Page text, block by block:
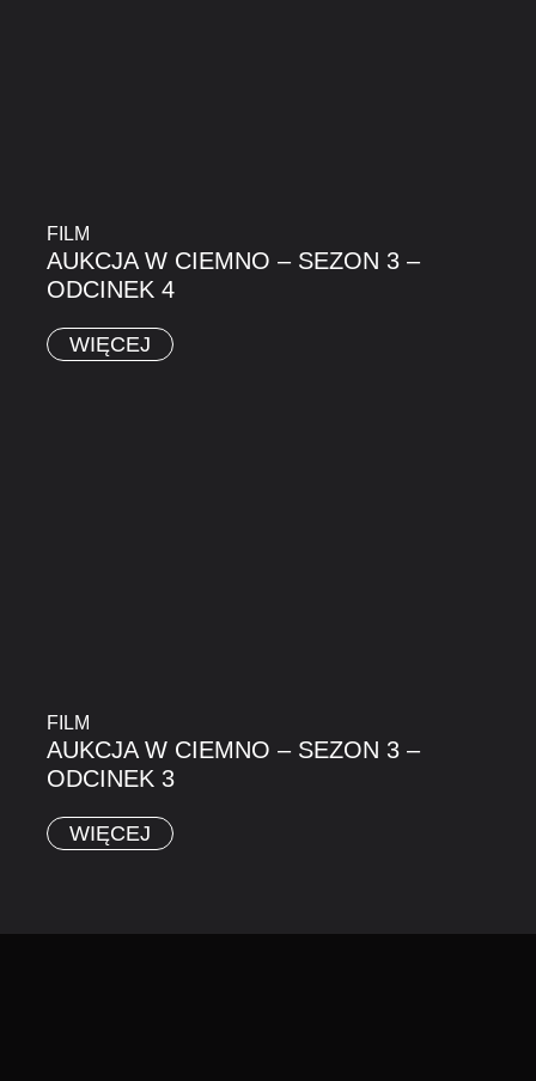
FILM
AUKCJA W CIEMNO – SEZON 3 –
ODCINEK 4
WIĘCEJ
FILM
AUKCJA W CIEMNO – SEZON 3 –
ODCINEK 3
WIĘCEJ